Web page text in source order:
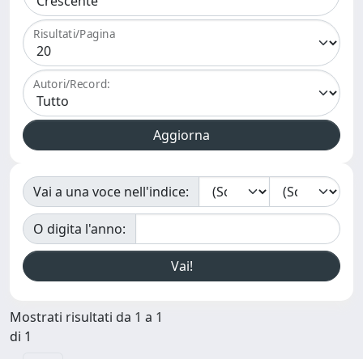
Risultati/Pagina
Autori/Record:
Vai a una voce nell'indice:
O digita l'anno:
Mostrati risultati da 1 a 1
di 1